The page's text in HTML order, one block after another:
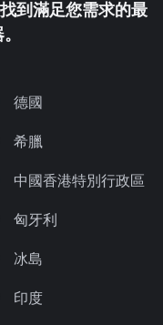
到滿足您需求的最
德國
希臘
中國香港特別行政區
匈牙利
冰島
印度